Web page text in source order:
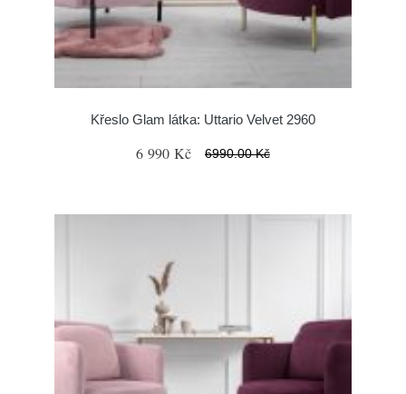
Křeslo Glam látka: Uttario Velvet 2960
6 990 Kč 6990.00 Kč